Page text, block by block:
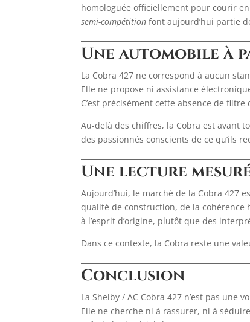
homologuée officiellement pour courir
semi-compétition font aujourd’hui partie
Une automobile à
La Cobra 427 ne correspond à aucun
Elle ne propose ni assistance
C’est précisément cette absence de
Au-delà des chiffres, la Cobra est avant
des passionnés conscients de ce qu’ils
Une lecture
Aujourd’hui, le marché de la Cobra 427
qualité de construction, de la cohérence
à l’esprit d’origine, plutôt que des
Dans ce contexte, la Cobra reste une
Conclusion
La Shelby / AC Cobra 427 n’est pas une
Elle ne cherche ni à rassurer, ni à